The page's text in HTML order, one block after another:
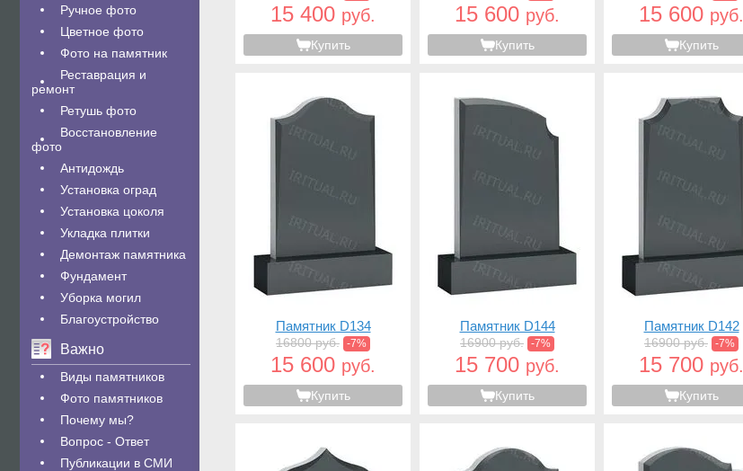
Ручное фото
Цветное фото
Фото на памятник
Реставрация и
ремонт
Ретушь фото
Восстановление
фото
Антидождь
Установка оград
Установка цоколя
Укладка плитки
Демонтаж памятника
Фундамент
Уборка могил
Благоустройство
Важно
Виды памятников
Фото памятников
Почему мы?
Вопрос - Ответ
Публикации в СМИ
15 400 руб.
Купить
15 600 руб.
Купить
15 600 руб.
Купить
Памятник D134
16800 руб. -7%
15 600 руб.
Купить
Памятник D144
16900 руб. -7%
15 700 руб.
Купить
Памятник D142
16900 руб. -7%
15 700 руб.
Купить